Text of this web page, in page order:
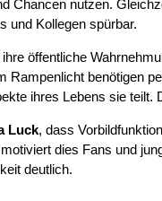
Chancen nutzen.
und Kollegen spürbar.
öffentliche
Rampenlicht benötigen
ihres Lebens sie teilt.
Luck, dass
dies Fans und
deutlich.